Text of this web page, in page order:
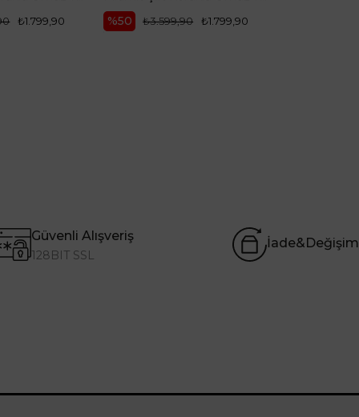
₺1.799,90
%50
₺1.799,90
₺3.599,90
Güvenli Alışveriş
128BIT SSL
İade&Değişim